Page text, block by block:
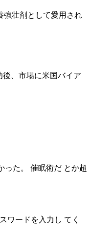
強壮剤として愛用され
、市場に米国バイア
た。 催眠術だ とか超
ワードを入力し てく